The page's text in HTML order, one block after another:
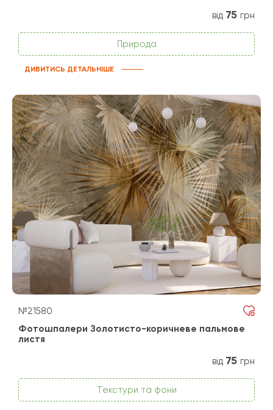
від 75 грн
Природа
ДИВИТИСЬ ДЕТАЛЬНІШЕ
№21580
Фотошпалери Золотисто-коричневе пальмове
листя
від 75 грн
Текстури та фони